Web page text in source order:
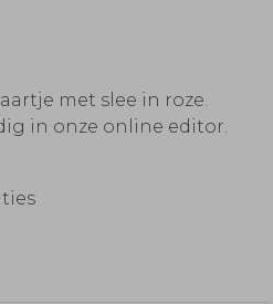
met slee in roze.
in onze online editor.